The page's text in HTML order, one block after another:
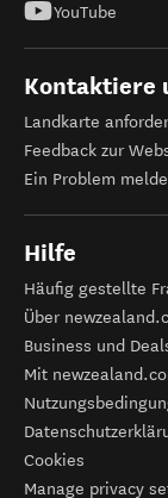
YouTube
Kontaktiere
Landkarte
Feedback zur
Ein Problem
Hilfe
Häufig gestellte
Über
Business und
Mit
Cookies
Manage privacy